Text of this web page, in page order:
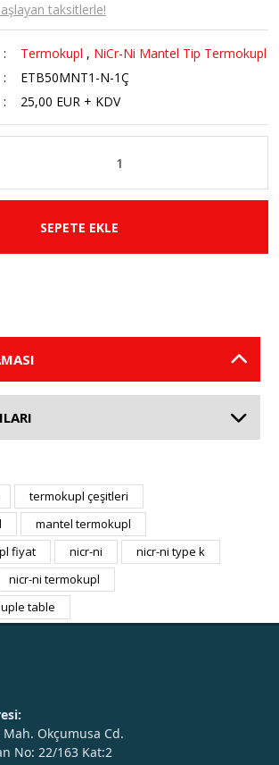
taksitlerle!
Termokupl , NiCr-Ni Mantel Tip Termokupl
ETB50MNT1-N-1Ç
25,00 EUR + KDV
SEPETE EKLE
termokupl çeşitleri
mantel termokupl
fiyat
nicr-ni
nicr-ni type k
nicr-ni termokupl
table
Mah. Okçumusa Cd.
No: 22/163 Kat:2